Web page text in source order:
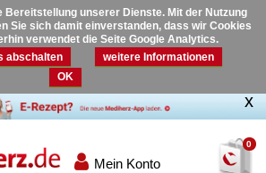
Bereitstellung unserer Dienste. Mit der Nutzung
Sie sich damit einverstanden, dass wir Cookies
verwendet die Seite Google Analytics.
abschalten
weitere Informationen
OK
0
Mein Konto